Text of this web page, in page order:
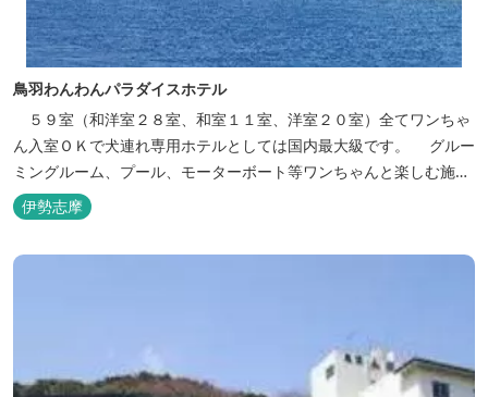
鳥羽わんわんパラダイスホテル
５９室（和洋室２８室、和室１１室、洋室２０室）全てワンちゃ
ん入室ＯＫで犬連れ専用ホテルとしては国内最大級です。 グルー
ミングルーム、プール、モーターボート等ワンちゃんと楽しむ施設
も充実しています。
伊勢志摩